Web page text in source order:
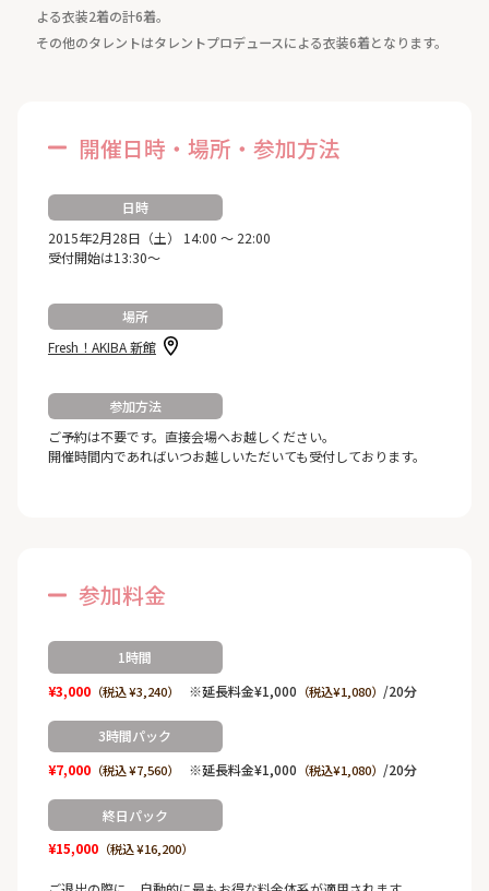
よる衣装2着の計6着。
その他のタレントはタレントプロデュースによる衣装6着となります。
開催日時・場所・参加方法
日時
2015年2月28日（土） 14:00 ～ 22:00
受付開始は13:30～
場所
Fresh！AKIBA 新館
参加方法
ご予約は不要です。直接会場へお越しください。
開催時間内であればいつお越しいただいても受付しております。
参加料金
1時間
¥3,000（税込 ¥3,240） ※延長料金¥1,000 （税込¥1,080） /20分
3時間パック
¥7,000（税込 ¥7,560） ※延長料金¥1,000 （税込¥1,080） /20分
終日パック
¥15,000（税込 ¥16,200）